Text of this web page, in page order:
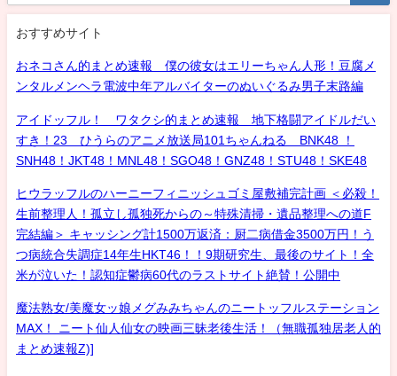
おすすめサイト
おネコさん的まとめ速報 僕の彼女はエリーちゃん人形！豆腐メ
ンタルメンヘラ電波中年アルバイターのぬいぐるみ男子末路編
アイドッフル！ ワタクシ的まとめ速報 地下格闘アイドルだい
すき！23 ひうらのアニメ放送局101ちゃんねる BNK48 ！
SNH48！JKT48！MNL48！SGO48！GNZ48！STU48！SKE48
ヒウラッフルのハーニーフィニッシュゴミ屋敷補完計画 ＜必殺！
生前整理人！孤立し孤独死からの～特殊清掃・遺品整理への道F
完結編＞ キャッシング計1500万返済：厨二病借金3500万円！う
つ病統合失調症14年生HKT46！！9期研究生、最後のサイト！全
米が泣いた！認知症鬱病60代のラストサイト絶賛！公開中
魔法熟女/美魔女ッ娘メグみみちゃんのニートッフルステーション
MAX！ ニート仙人仙女の映画三昧老後生活！（無職孤独居老人的
まとめ速報Z)]